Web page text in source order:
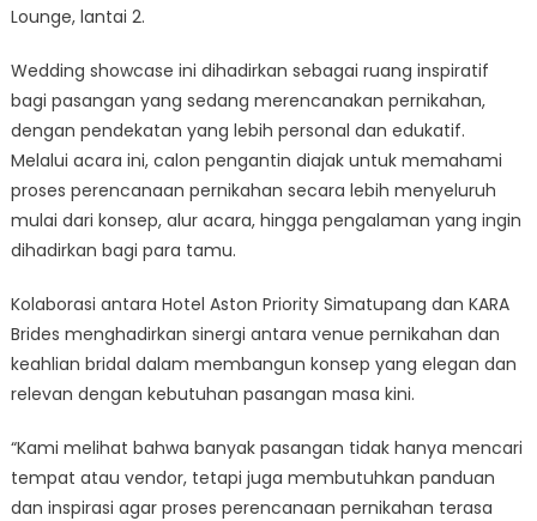
Lounge, lantai 2.
Wedding showcase ini dihadirkan sebagai ruang inspiratif
bagi pasangan yang sedang merencanakan pernikahan,
dengan pendekatan yang lebih personal dan edukatif.
Melalui acara ini, calon pengantin diajak untuk memahami
proses perencanaan pernikahan secara lebih menyeluruh
mulai dari konsep, alur acara, hingga pengalaman yang ingin
dihadirkan bagi para tamu.
Kolaborasi antara Hotel Aston Priority Simatupang dan KARA
Brides menghadirkan sinergi antara venue pernikahan dan
keahlian bridal dalam membangun konsep yang elegan dan
relevan dengan kebutuhan pasangan masa kini.
“Kami melihat bahwa banyak pasangan tidak hanya mencari
tempat atau vendor, tetapi juga membutuhkan panduan
dan inspirasi agar proses perencanaan pernikahan terasa